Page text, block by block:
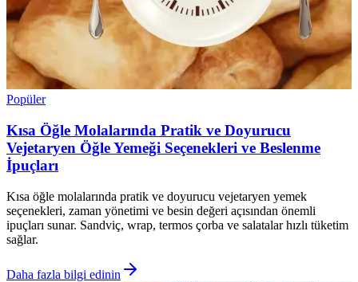
Popüler
Kısa Öğle Molalarında Pratik ve Doyurucu
Vejetaryen Öğle Yemeği Seçenekleri ve Beslenme
İpuçları
Kısa öğle molalarında pratik ve doyurucu vejetaryen yemek
seçenekleri, zaman yönetimi ve besin değeri açısından önemli
ipuçları sunar. Sandviç, wrap, termos çorba ve salatalar hızlı tüketim
sağlar.
Daha fazla bilgi edinin